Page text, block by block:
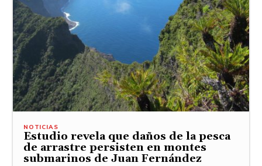
NOTICIAS
Estudio revela que daños de la pesca
de arrastre persisten en montes
submarinos de Juan Fernández